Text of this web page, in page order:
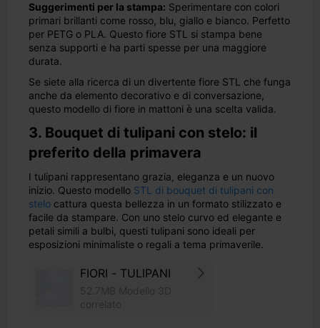
Suggerimenti per la stampa: Sperimentare con colori
primari brillanti come rosso, blu, giallo e bianco. Perfetto
per PETG o PLA. Questo fiore STL si stampa bene
senza supporti e ha parti spesse per una maggiore
durata.
Se siete alla ricerca di un divertente fiore STL che funga
anche da elemento decorativo e di conversazione,
questo modello di fiore in mattoni è una scelta valida.
3. Bouquet di tulipani con stelo: il
preferito della primavera
I tulipani rappresentano grazia, eleganza e un nuovo
inizio. Questo modello STL di bouquet di tulipani con
stelo cattura questa bellezza in un formato stilizzato e
facile da stampare. Con uno stelo curvo ed elegante e
petali simili a bulbi, questi tulipani sono ideali per
esposizioni minimaliste o regali a tema primaverile.
FIORI - TULIPANI
52.7MB Modello 3D
correlato